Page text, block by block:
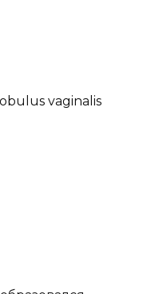
vaginalis